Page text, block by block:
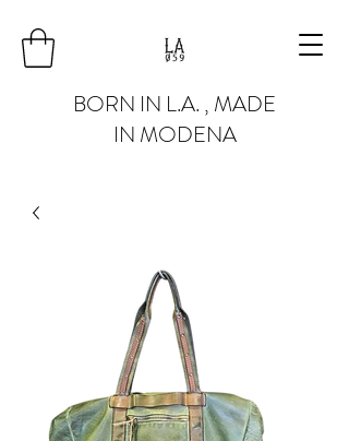
BORN IN L.A. , MADE
IN MODENA